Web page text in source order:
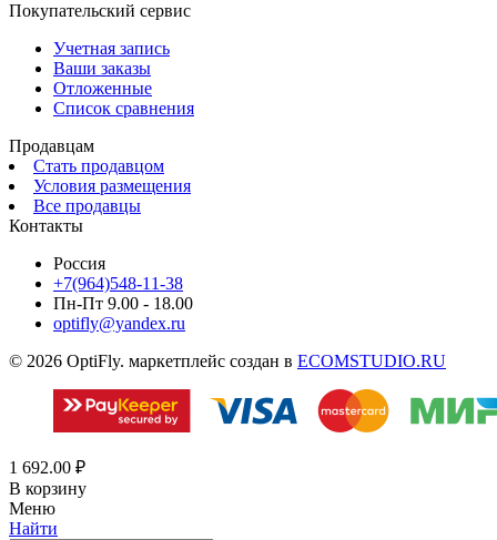
Покупательский сервис
Учетная запись
Ваши заказы
Отложенные
Список сравнения
Продавцам
Стать продавцом
Условия размещения
Все продавцы
Контакты
Россия
+7(964)548-11-38
Пн-Пт 9.00 - 18.00
optifly@yandex.ru
© 2026 OptiFly. маркетплейс создан в ECOMSTUDIO.RU
1 692.00 ₽
В корзину
Меню
Найти